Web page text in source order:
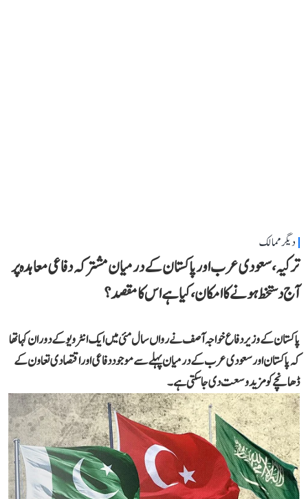
دیگر ممالک
ترکیہ، سعودی عرب اور پاکستان کے درمیان مشترکہ دفاعی معاہدہ پر
آج دستخط ہونے کا امکان، کیا ہے اس کا مقصد؟
پاکستان کے وزیر دفاع خواجہ آصف نے رواں سال مئی میں ایک انٹرویو کے دوران کہا تھا
کہ پاکستان اور سعودی عرب کے درمیان پہلے سے موجود دفاعی اور اقتصادی تعاون کے
ڈھانچے کو مزید وسعت دی جا سکتی ہے۔